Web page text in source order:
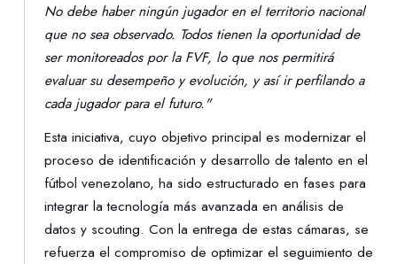
No debe haber ningún jugador en el territorio nacional
que no sea observado. Todos tienen la oportunidad de
ser monitoreados por la FVF, lo que nos permitirá
evaluar su desempeño y evolución, y así ir perfilando a
cada jugador para el futuro."
Esta iniciativa, cuyo objetivo principal es modernizar el
proceso de identificación y desarrollo de talento en el
fútbol venezolano, ha sido estructurado en fases para
integrar la tecnología más avanzada en análisis de
datos y scouting. Con la entrega de estas cámaras, se
refuerza el compromiso de optimizar el seguimiento de